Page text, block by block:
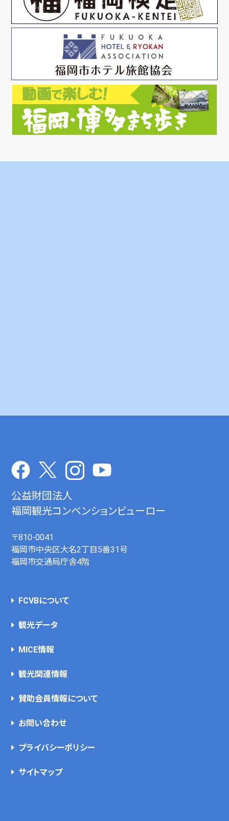
公益財団法人
福岡観光コンベンションビューロー
〒810-0041
福岡市中央区大名2丁目5番31号
福岡市交通局庁舎4階
FCVBについて
観光データ
MICE情報
観光関連情報
賛助会員情報について
お問い合わせ
プライバシーポリシー
サイトマップ